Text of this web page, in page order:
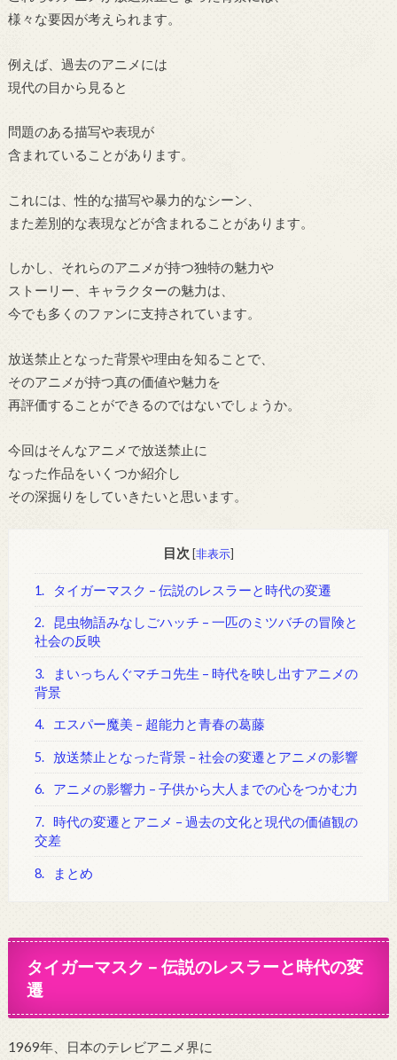
様々な要因が考えられます。
例えば、過去のアニメには
現代の目から見ると
問題のある描写や表現が
含まれていることがあります。
これには、性的な描写や暴力的なシーン、
また差別的な表現などが含まれることがあります。
しかし、それらのアニメが持つ独特の魅力や
ストーリー、キャラクターの魅力は、
今でも多くのファンに支持されています。
放送禁止となった背景や理由を知ることで、
そのアニメが持つ真の価値や魅力を
再評価することができるのではないでしょうか。
今回はそんなアニメで放送禁止に
なった作品をいくつか紹介し
その深掘りをしていきたいと思います。
目次 [非表示]
1. タイガーマスク – 伝説のレスラーと時代の変遷
2.
昆虫物語みなしごハッチ – 一匹のミツバチの冒険と
社会の反映
3.
まいっちんぐマチコ先生 – 時代を映し出すアニメの
背景
4. エスパー魔美 – 超能力と青春の葛藤
5. 放送禁止となった背景 – 社会の変遷とアニメの影響
6. アニメの影響力 – 子供から大人までの心をつかむ力
7. 時代の変遷とアニメ – 過去の文化と現代の価値観の
交差
8. まとめ
タイガーマスク – 伝説のレスラーと時代の変
遷
1969年、日本のテレビアニメ界に